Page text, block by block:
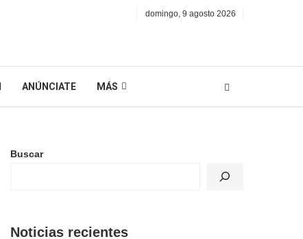
domingo, 9 agosto 2026
ANÚNCIATE MÁS
Buscar
Noticias recientes